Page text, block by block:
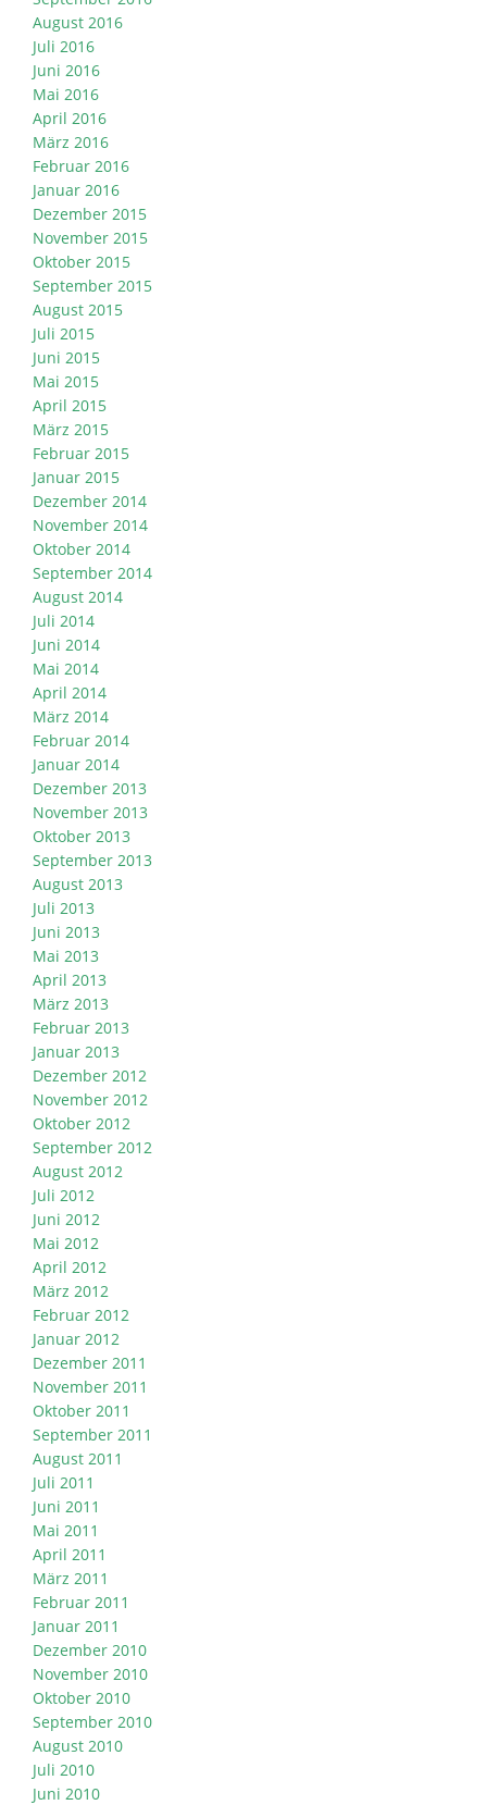
August 2016
Juli 2016
Juni 2016
Mai 2016
April 2016
März 2016
Februar 2016
Januar 2016
Dezember 2015
November 2015
Oktober 2015
September 2015
August 2015
Juli 2015
Juni 2015
Mai 2015
April 2015
März 2015
Februar 2015
Januar 2015
Dezember 2014
November 2014
Oktober 2014
September 2014
August 2014
Juli 2014
Juni 2014
Mai 2014
April 2014
März 2014
Februar 2014
Januar 2014
Dezember 2013
November 2013
Oktober 2013
September 2013
August 2013
Juli 2013
Juni 2013
Mai 2013
April 2013
März 2013
Februar 2013
Januar 2013
Dezember 2012
November 2012
Oktober 2012
September 2012
August 2012
Juli 2012
Juni 2012
Mai 2012
April 2012
März 2012
Februar 2012
Januar 2012
Dezember 2011
November 2011
Oktober 2011
September 2011
August 2011
Juli 2011
Juni 2011
Mai 2011
April 2011
März 2011
Februar 2011
Januar 2011
Dezember 2010
November 2010
Oktober 2010
September 2010
August 2010
Juli 2010
Juni 2010